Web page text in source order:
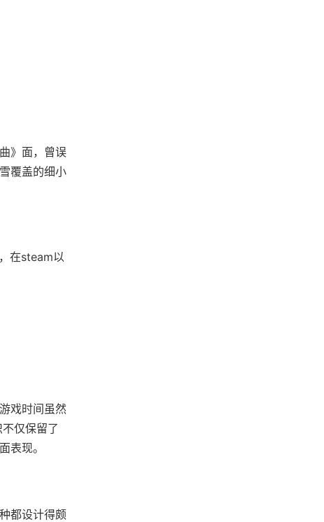
》面，曾误
覆盖的细小
在steam以
戏时间虽然
仅保留了
表现。
都设计得颇